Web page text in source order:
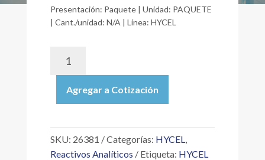
Presentación: Paquete | Unidad: PAQUETE
| Cant./unidad: N/A | Línea: HYCEL
REACTIVO
cantidad
Agregar a Cotización
SKU: 26381 Categorías: HYCEL,
Reactivos Analíticos
Etiqueta: HYCEL